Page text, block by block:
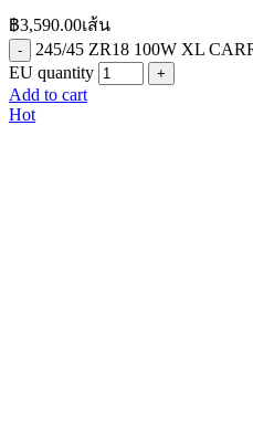
฿3,590.00เส้น
245/45 ZR18 100W XL
EU quantity
Add to cart
Hot